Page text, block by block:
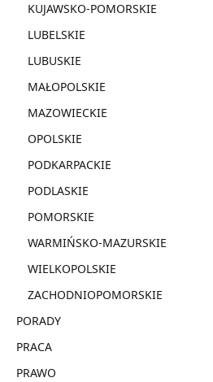
KUJAWSKO-POMORSKIE
LUBELSKIE
LUBUSKIE
MAŁOPOLSKIE
MAZOWIECKIE
OPOLSKIE
PODKARPACKIE
PODLASKIE
POMORSKIE
WARMIŃSKO-MAZURSKIE
WIELKOPOLSKIE
ZACHODNIOPOMORSKIE
PORADY
PRACA
PRAWO